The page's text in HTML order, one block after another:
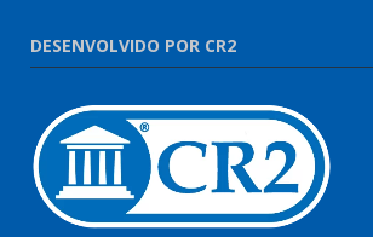
DESENVOLVIDO POR CR2